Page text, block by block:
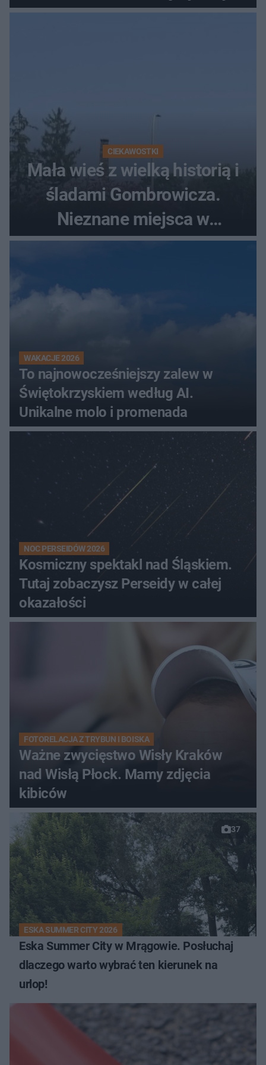
szczyt Gór Świętokrzyskich
CIEKAWOSTKI
Mała wieś z wielką historią i
śladami Gombrowicza.
Nieznane miejsca w
Świętokrzyskiem
WAKACJE 2026
To najnowocześniejszy zalew w
Świętokrzyskiem według AI.
Unikalne molo i promenada
NOC PERSEIDÓW 2026
Kosmiczny spektakl nad Śląskiem.
Tutaj zobaczysz Perseidy w całej
okazałości
FOTORELACJA Z TRYBUN I BOISKA
Ważne zwycięstwo Wisły Kraków
nad Wisłą Płock. Mamy zdjęcia
kibiców
37
ESKA SUMMER CITY 2026
Eska Summer City w Mrągowie. Posłuchaj
dlaczego warto wybrać ten kierunek na
urlop!